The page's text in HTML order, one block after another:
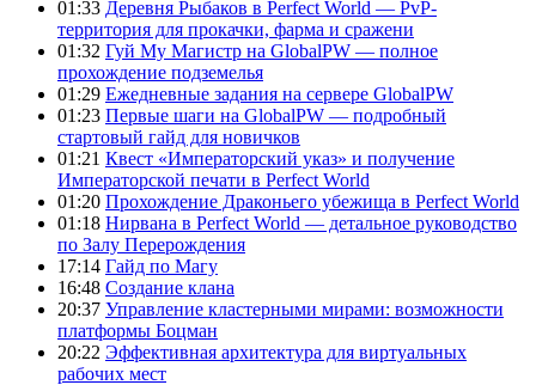
01:33 Деревня Рыбаков в Perfect World — PvP-
территория для прокачки, фарма и сражени
01:32 Гуй Му Магистр на GlobalPW — полное
прохождение подземелья
01:29 Ежедневные задания на сервере GlobalPW
01:23 Первые шаги на GlobalPW — подробный
стартовый гайд для новичков
01:21 Квест «Императорский указ» и получение
Императорской печати в Perfect World
01:20 Прохождение Драконьего убежища в Perfect World
01:18 Нирвана в Perfect World — детальное руководство
по Залу Перерождения
17:14 Гайд по Магу
16:48 Создание клана
20:37 Управление кластерными мирами: возможности
платформы Боцман
20:22 Эффективная архитектура для виртуальных
рабочих мест